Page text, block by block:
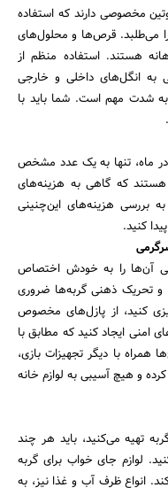
مخصوصی دارند که استفاده
را می‌طلبد. قرص‌ها و محلول‌های
هستند. استفاده منظم از
به انگل‌های داخلی و خارجی
شدت مهم است. شما باید با
در ماه، تنها به یک عدد مشخص
که گاهی به هزینه‌های
بررسی هزینه‌های این‌چنینی
کنید.
آن‌ها را به خودش اختصاص
و تحریک ذهنی گربه‌ها ضروری
کنید، از پازل‌های مخصوص
امنی ایجاد کنید که مطابق با
با دیگر تجهیزات بازی،
و هیچ آسیبی به لوازم خانه
تهیه می‌کنید، باید هر چند
لوازم جای خواب برای گربه
انواع ظرف آب و غذا نیز، به